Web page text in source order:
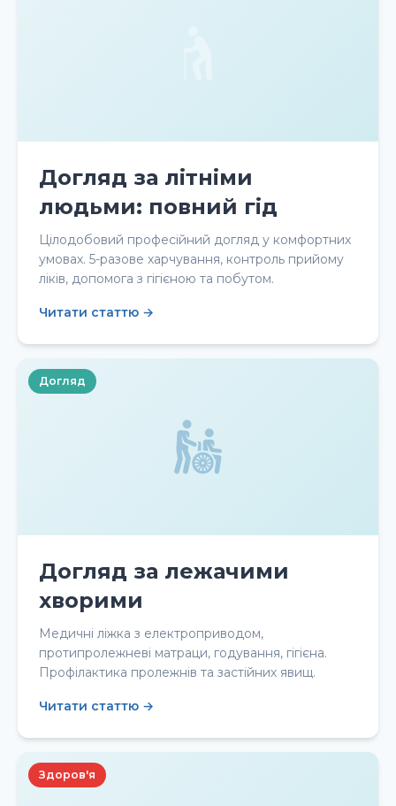
Догляд за літніми
людьми: повний гід
Цілодобовий професійний догляд у комфортних
умовах. 5-разове харчування, контроль прийому
ліків, допомога з гігієною та побутом.
Читати статтю →
Догляд
Догляд за лежачими
хворими
Медичні ліжка з електроприводом,
протипролежневі матраци, годування, гігієна.
Профілактика пролежнів та застійних явищ.
Читати статтю →
Здоров'я